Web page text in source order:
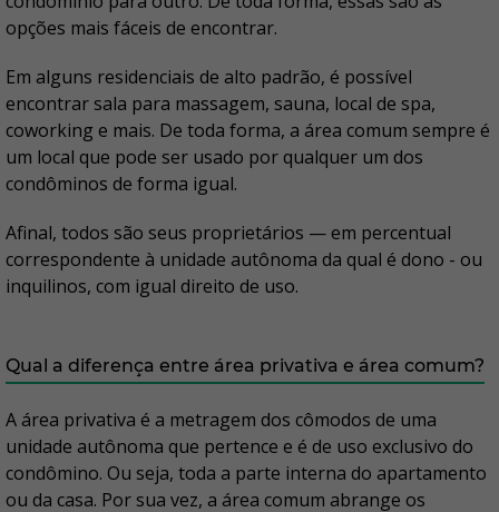
opções mais fáceis de encontrar.
Em alguns residenciais de alto padrão, é possível
encontrar sala para massagem, sauna, local de spa,
coworking e mais. De toda forma, a área comum sempre é
um local que pode ser usado por qualquer um dos
condôminos de forma igual.
Afinal, todos são seus proprietários — em percentual
correspondente à unidade autônoma da qual é dono - ou
inquilinos, com igual direito de uso.
Qual a diferença entre área privativa e área comum?
A área privativa é a metragem dos cômodos de uma
unidade autônoma que pertence e é de uso exclusivo do
condômino. Ou seja, toda a parte interna do apartamento
ou da casa. Por sua vez, a área comum abrange os